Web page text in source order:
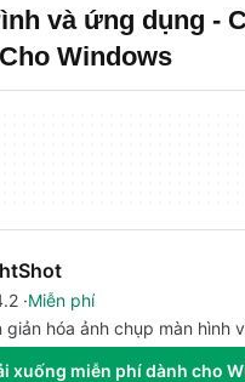
và ứng dụng -
Windows
Miễn phí
giản hóa ảnh chụp màn hình
xuống miễn phí dành cho